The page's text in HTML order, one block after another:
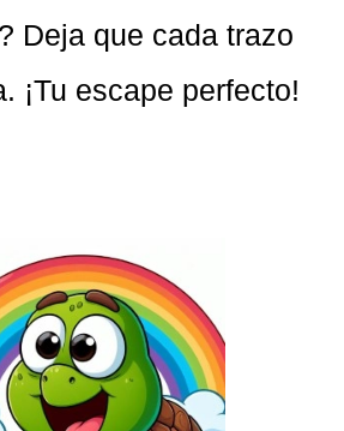
Deja que cada trazo
¡Tu escape perfecto!